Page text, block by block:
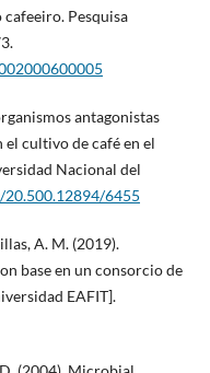
Pesquisa
antagonistas
el cultivo de café en el
Nacional del
6455
A. M. (2019).
base en un consorcio de
EAFIT].